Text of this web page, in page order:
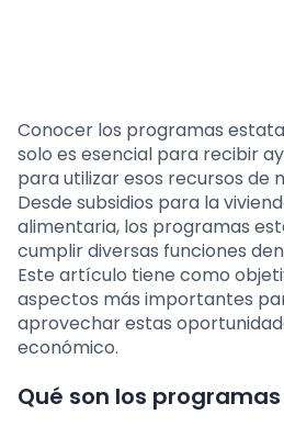
Conocer los programas
solo es esencial para recibir
para utilizar esos recursos de
Desde subsidios para la
alimentaria, los programas
cumplir diversas funciones
Este artículo tiene como
aspectos más importantes
aprovechar estas
económico.
Qué son los